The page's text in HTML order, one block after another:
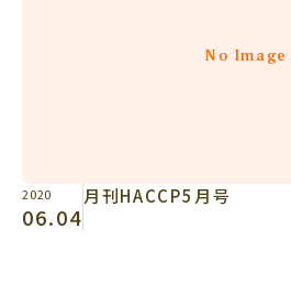
No Image
2020
06.04
月刊HACCP5月号